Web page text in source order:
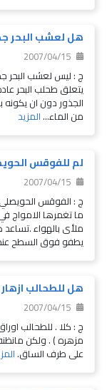
هل لعشب البحر
2007/04/15
ج : ليس لعشب البحر
يتعلق طحلب البحر
الجذور دون ان
من الماء...المزيد
لم للفوقس
2007/04/15
ج : الفوقس
ما تغمرها
ملأى بالهواء
يطفو فوق السطح
هل للطحالب
2007/04/15
ج : كلا . للطحالب
مزهره ) . ولكن
على طرف الساق.